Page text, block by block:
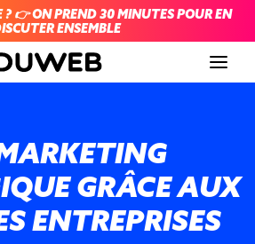
? 👉 ON PREND 30 MINUTES POUR EN
ENSEMBLE
Menu
GRÂCE AUX
ENTREPRISES